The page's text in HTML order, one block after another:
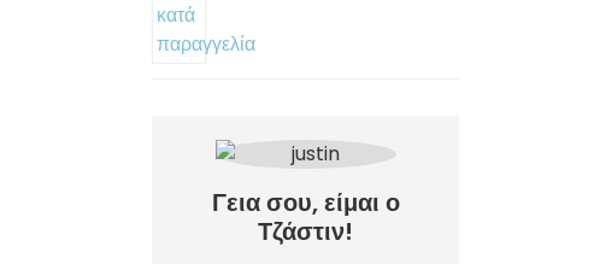
Γεια σου, είμαι ο
Τζάστιν!